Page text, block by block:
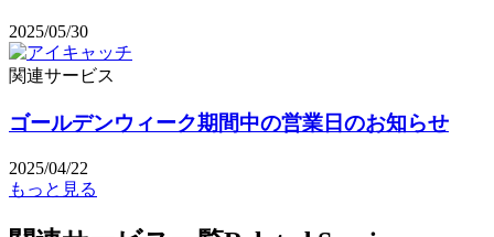
2025/05/30
関連サービス
ゴールデンウィーク期間中の営業日のお知らせ
2025/04/22
もっと見る